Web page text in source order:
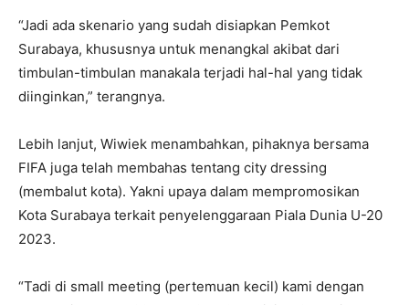
“Jadi ada skenario yang sudah disiapkan Pemkot
Surabaya, khususnya untuk menangkal akibat dari
timbulan-timbulan manakala terjadi hal-hal yang tidak
diinginkan,” terangnya.
Lebih lanjut, Wiwiek menambahkan, pihaknya bersama
FIFA juga telah membahas tentang city dressing
(membalut kota). Yakni upaya dalam mempromosikan
Kota Surabaya terkait penyelenggaraan Piala Dunia U-20
2023.
“Tadi di small meeting (pertemuan kecil) kami dengan